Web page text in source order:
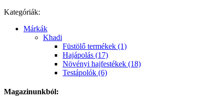
Kategóriák:
Márkák
Khadi
Füstölő termékek (1)
Hajápolás (17)
Növényi hajfestékek (18)
Testápolók (6)
Magazinunkból: